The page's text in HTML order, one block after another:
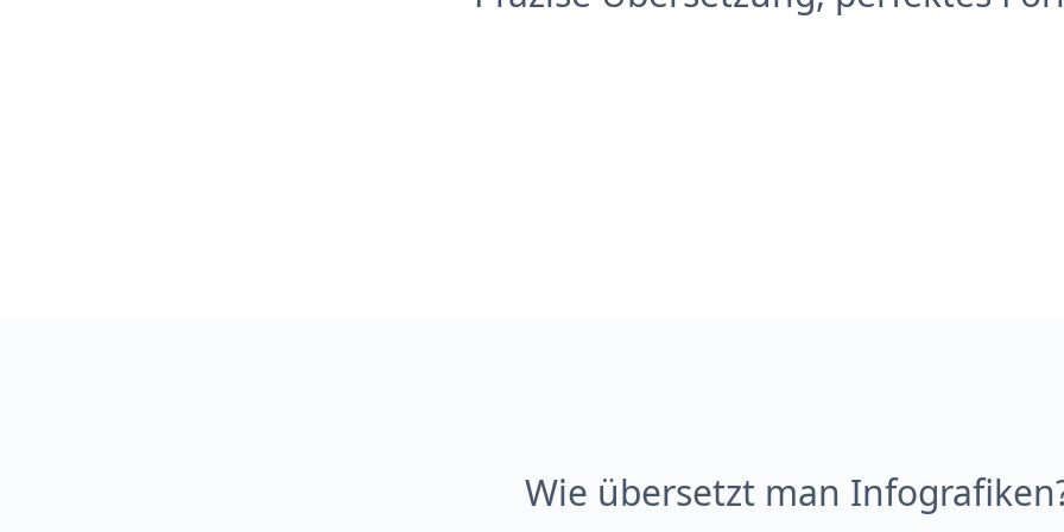
Wie übersetzt man